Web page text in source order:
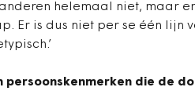
helemaal niet, maar
Er is dus niet per se één lijn
persoonskenmerken die de